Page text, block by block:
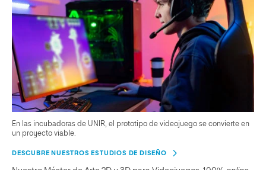
En las incubadoras de UNIR, el prototipo de videojuego se convierte en
un proyecto viable.
DESCUBRE NUESTROS ESTUDIOS DE DISEÑO